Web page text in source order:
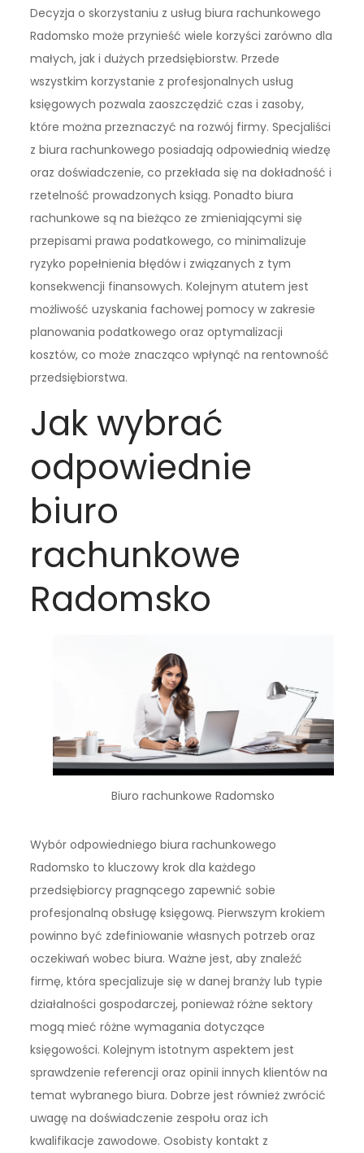
Decyzja o skorzystaniu z usług biura rachunkowego
Radomsko może przynieść wiele korzyści zarówno dla
małych, jak i dużych przedsiębiorstw. Przede
wszystkim korzystanie z profesjonalnych usług
księgowych pozwala zaoszczędzić czas i zasoby,
które można przeznaczyć na rozwój firmy. Specjaliści
z biura rachunkowego posiadają odpowiednią wiedzę
oraz doświadczenie, co przekłada się na dokładność i
rzetelność prowadzonych ksiąg. Ponadto biura
rachunkowe są na bieżąco ze zmieniającymi się
przepisami prawa podatkowego, co minimalizuje
ryzyko popełnienia błędów i związanych z tym
konsekwencji finansowych. Kolejnym atutem jest
możliwość uzyskania fachowej pomocy w zakresie
planowania podatkowego oraz optymalizacji
kosztów, co może znacząco wpłynąć na rentowność
przedsiębiorstwa.
Jak wybrać
odpowiednie
biuro
rachunkowe
Radomsko
Biuro rachunkowe Radomsko
Wybór odpowiedniego biura rachunkowego
Radomsko to kluczowy krok dla każdego
przedsiębiorcy pragnącego zapewnić sobie
profesjonalną obsługę księgową. Pierwszym krokiem
powinno być zdefiniowanie własnych potrzeb oraz
oczekiwań wobec biura. Ważne jest, aby znaleźć
firmę, która specjalizuje się w danej branży lub typie
działalności gospodarczej, ponieważ różne sektory
mogą mieć różne wymagania dotyczące
księgowości. Kolejnym istotnym aspektem jest
sprawdzenie referencji oraz opinii innych klientów na
temat wybranego biura. Dobrze jest również zwrócić
uwagę na doświadczenie zespołu oraz ich
kwalifikacje zawodowe. Osobisty kontakt z